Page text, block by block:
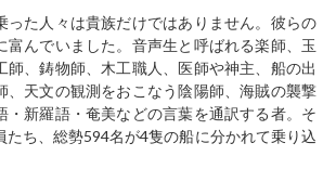
った人々は貴族だけではありません。彼らの
富んでいました。音声生と呼ばれる楽師、玉
師、鋳物師、木工職人、医師や神主、船の出
、天文の観測をおこなう陰陽師、海賊の襲撃
・新羅語・奄美などの言葉を通訳する者。そ
たち、総勢594名が4隻の船に分かれて乗り込